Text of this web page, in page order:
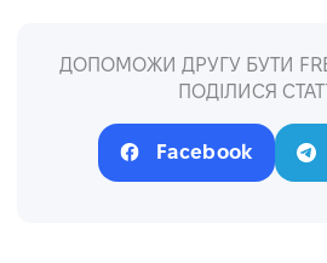
ДОПОМОЖИ ДРУГУ БУТИ
ПОДІЛИСЯ
Facebook